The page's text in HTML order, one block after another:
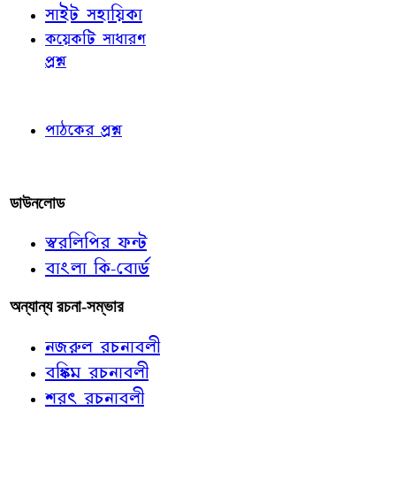
সাইট সহায়িকা
কয়েকটি সাধারণ
প্রশ্ন
পাঠকের প্রশ্ন
ডাউনলোড
স্বরলিপির ফন্ট
বাংলা কি-বোর্ড
অন্যান্য রচনা-সম্ভার
নজরুল রচনাবলী
বঙ্কিম রচনাবলী
শরৎ রচনাবলী